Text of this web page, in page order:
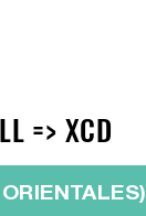
=> XCD